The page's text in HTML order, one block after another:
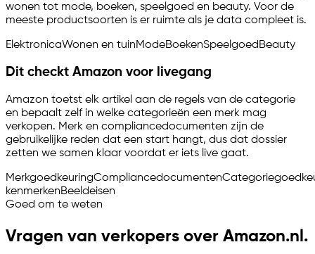
wonen tot mode, boeken, speelgoed en beauty. Voor de
meeste productsoorten is er ruimte als je data compleet is.
ElektronicaWonen en tuinModeBoekenSpeelgoed Beauty
Dit checkt Amazon voor livegang
Amazon toetst elk artikel aan de regels van de categorie
en bepaalt zelf in welke categorieën een merk mag
verkopen. Merk en compliancedocumenten zijn de
gebruikelijke reden dat een start hangt, dus dat dossier
zetten we samen klaar voordat er iets live gaat.
MerkgoedkeuringCompliancedocumenten
kenmerkenBeeldeisen
Goed om te weten
Vragen van verkopers over Amazon.nl.